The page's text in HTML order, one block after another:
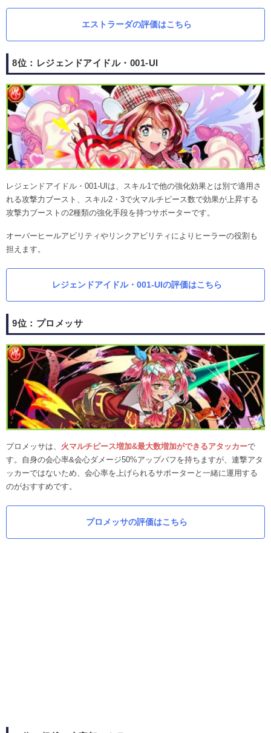
エストラーダの評価はこちら
8位：レジェンドアイドル・001-UI
レジェンドアイドル・001-UIは、スキル1で他の強化効果とは別で適用さ
れる攻撃力ブースト、スキル2・3で火マルチピース数で効果が上昇する
攻撃力ブーストの2種類の強化手段を持つサポーターです。
オーバーヒールアビリティやリンクアビリティによりヒーラーの役割も
担えます。
レジェンドアイドル・001-UIの評価はこちら
9位：プロメッサ
プロメッサは、 火マルチピース増加&最大数増加ができるアタッカーで
す。自身の会心率&会心ダメージ50%アップバフを持ちますが、連撃アタ
ッカーではないため、会心率を上げられるサポーターと一緒に運用する
のがおすすめです。
プロメッサの評価はこちら